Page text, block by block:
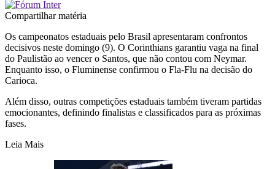
Compartilhar matéria
Os campeonatos estaduais pelo Brasil apresentaram confrontos
decisivos neste domingo (9). O Corinthians garantiu vaga na final
do Paulistão ao vencer o Santos, que não contou com Neymar.
Enquanto isso, o Fluminense confirmou o Fla-Flu na decisão do
Carioca.
Além disso, outras competições estaduais também tiveram partidas
emocionantes, definindo finalistas e classificados para as próximas
fases.
Leia Mais